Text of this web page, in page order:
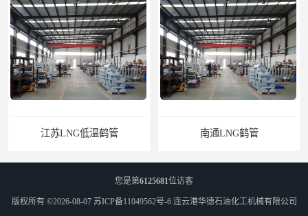
南通LNG鹤管
您是第6125681位访客
版权所有 ©2026-08-07 苏ICP备11049562号-6 连云港华德石油化工机械有限公司